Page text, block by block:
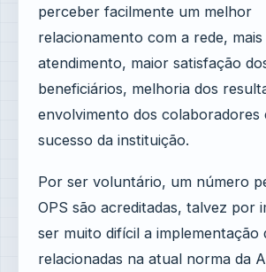
perceber facilmente um melhor
relacionamento com a rede, mais
atendimento, maior satisfação
beneficiários, melhoria dos
envolvimento dos colaboradores
sucesso da instituição.
Por ser voluntário, um número
OPS são acreditadas, talvez por
ser muito difícil a implementação
relacionadas na atual norma da